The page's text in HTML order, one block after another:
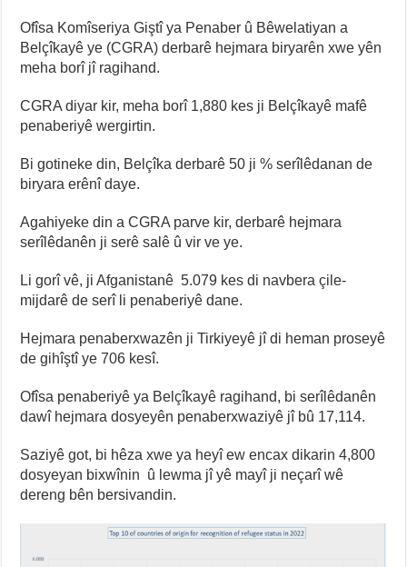
Ofîsa Komîseriya Giştî ya Penaber û Bêwelatiyan a
Belçîkayê ye (CGRA) derbarê hejmara biryarên xwe yên
meha borî jî ragihand.
CGRA diyar kir, meha borî 1,880 kes ji Belçîkayê mafê
penaberiyê wergirtin.
Bi gotineke din, Belçîka derbarê 50 ji % serîlêdanan de
biryara erênî daye.
Agahiyeke din a CGRA parve kir, derbarê hejmara
serîlêdanên ji serê salê û vir ve ye.
Li gorî vê, ji Afganistanê 5.079 kes di navbera çile-
mijdarê de serî li penaberiyê dane.
Hejmara penaberxwazên ji Tirkiyeyê jî di heman proseyê
de gihîştî ye 706 kesî.
Ofîsa penaberiyê ya Belçîkayê ragihand, bi serîlêdanên
dawî hejmara dosyeyên penaberxwaziyê jî bû 17,114.
Saziyê got, bi hêza xwe ya heyî ew encax dikarin 4,800
dosyeyan bixwînin û lewma jî yê mayî ji neçarî wê
dereng bên bersivandin.